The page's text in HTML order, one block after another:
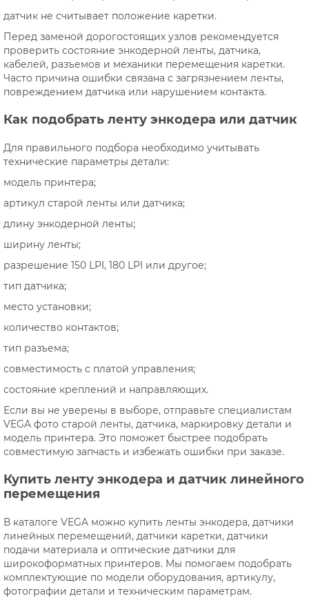
датчик не считывает положение каретки.
Перед заменой дорогостоящих узлов рекомендуется
проверить состояние энкодерной ленты, датчика,
кабелей, разъемов и механики перемещения каретки.
Часто причина ошибки связана с загрязнением ленты,
повреждением датчика или нарушением контакта.
Как подобрать ленту энкодера или датчик
Для правильного подбора необходимо учитывать
технические параметры детали:
модель принтера;
артикул старой ленты или датчика;
длину энкодерной ленты;
ширину ленты;
разрешение 150 LPI, 180 LPI или другое;
тип датчика;
место установки;
количество контактов;
тип разъема;
совместимость с платой управления;
состояние креплений и направляющих.
Если вы не уверены в выборе, отправьте специалистам
VEGA фото старой ленты, датчика, маркировку детали и
модель принтера. Это поможет быстрее подобрать
совместимую запчасть и избежать ошибки при заказе.
Купить ленту энкодера и датчик линейного
перемещения
В каталоге VEGA можно купить ленты энкодера, датчики
линейных перемещений, датчики каретки, датчики
подачи материала и оптические датчики для
широкоформатных принтеров. Мы помогаем подобрать
комплектующие по модели оборудования, артикулу,
фотографии детали и техническим параметрам.